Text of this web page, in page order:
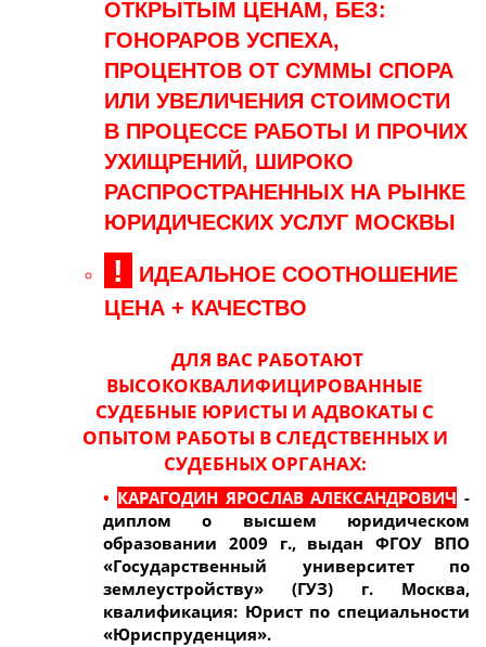
ОТКРЫТЫМ ЦЕНАМ, БЕЗ:
ГОНОРАРОВ УСПЕХА,
ПРОЦЕНТОВ ОТ СУММЫ СПОРА
ИЛИ УВЕЛИЧЕНИЯ СТОИМОСТИ
В ПРОЦЕССЕ РАБОТЫ И ПРОЧИХ
УХИЩРЕНИЙ, ШИРОКО
РАСПРОСТРАНЕННЫХ НА РЫНКЕ
ЮРИДИЧЕСКИХ УСЛУГ МОСКВЫ
!
ИДЕАЛЬНОЕ СООТНОШЕНИЕ
ЦЕНА + КАЧЕСТВО
ДЛЯ ВАС РАБОТАЮТ
ВЫСОКОКВАЛИФИЦИРОВАННЫЕ
СУДЕБНЫЕ ЮРИСТЫ И АДВОКАТЫ С
ОПЫТОМ РАБОТЫ В СЛЕДСТВЕННЫХ И
СУДЕБНЫХ ОРГАНАХ:
• КАРАГОДИН ЯРОСЛАВ АЛЕКСАНДРОВИЧ -
диплом о высшем юридическом
образовании 2009 г., выдан ФГОУ ВПО
«Государственный университет по
землеустройству» (ГУЗ) г. Москва,
квалификация: Юрист по специальности
«Юриспруденция».